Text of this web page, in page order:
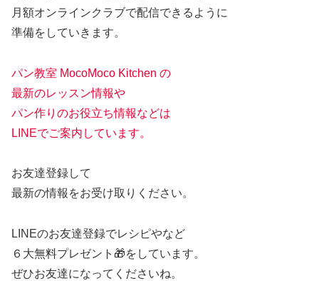
月額オンラインクラブで配信できるように
準備をしていきます。
パン教室 MocoMoco Kitchen の
最新のレッスン情報や
パン作りのお役立ち情報などは
LINEでご案内しています。
お友達登録して
最新の情報をお受け取りください。
LINEのお友達登録でレシピやなど
６大無料プレゼント🎁をしています。
ぜひお友達になってくださいね。